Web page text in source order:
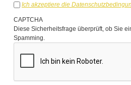
Ich akzeptiere die
CAPTCHA
Diese Sicherheitsfrage überprüft, ob Sie
Spamming.